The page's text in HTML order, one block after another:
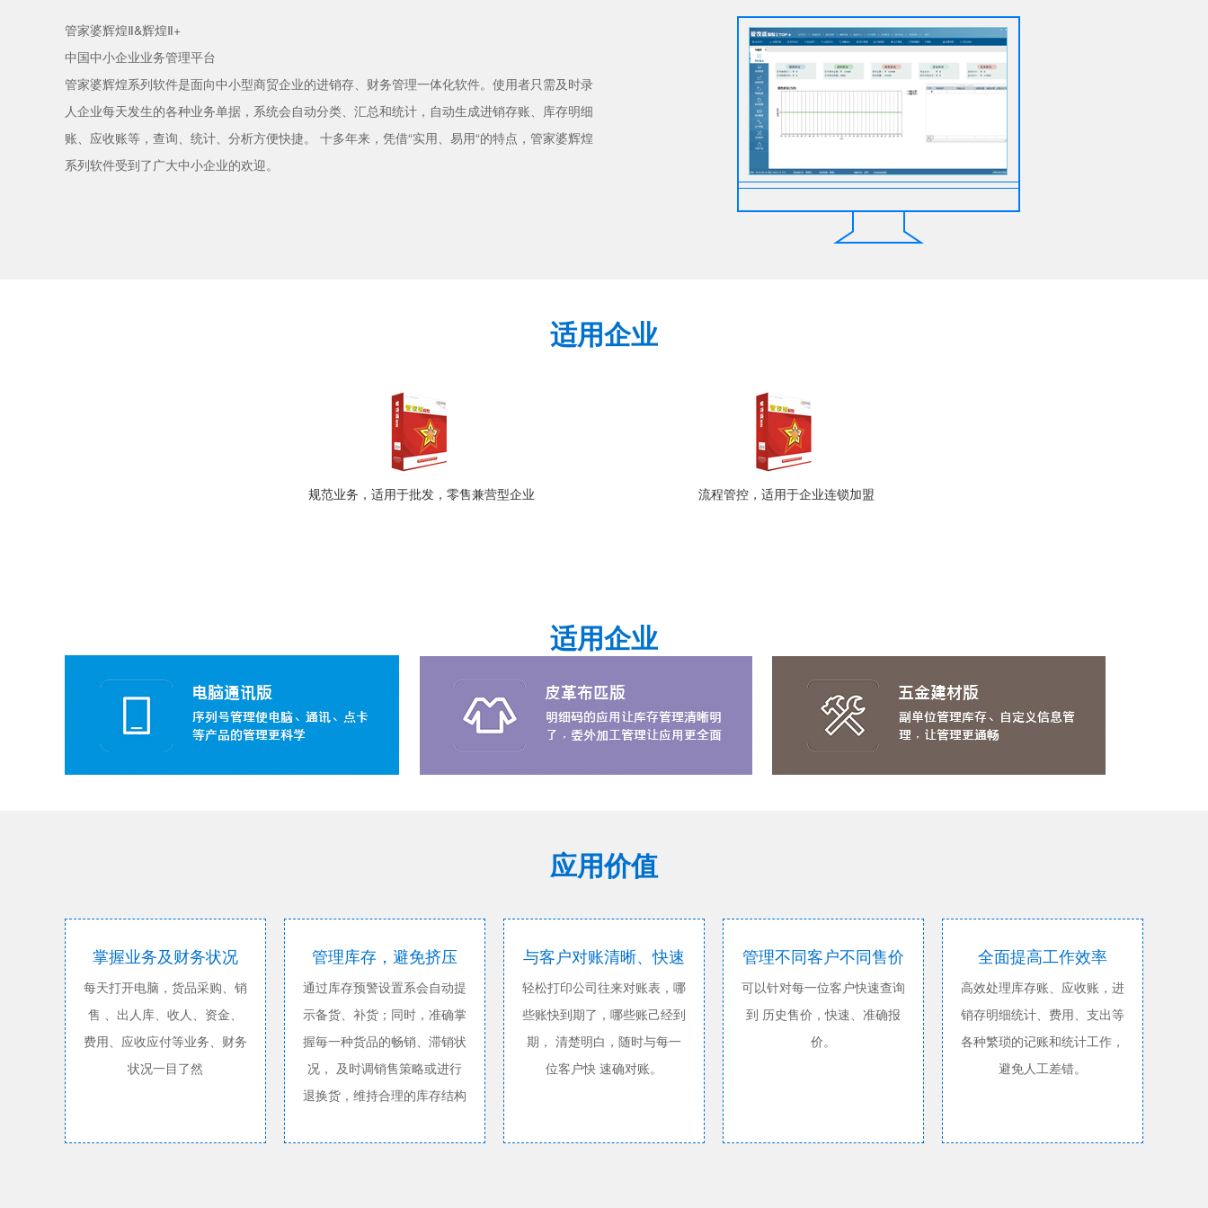
管家婆辉煌Ⅱ&辉煌Ⅱ+
中国中小企业业务管理平台
管家婆辉煌系列软件是面向中小型商贸企业的进销存、财务管理一体化软件。使用者只需及时录
人企业每天发生的各种业务单据，系统会自动分类、汇总和统计，自动生成进销存账、库存明细
账、应收账等，查询、统计、分析方便快捷。 十多年来，凭借“实用、易用“的特点，管家婆辉煌
系列软件受到了广大中小企业的欢迎。
适用企业
规范业务，适用于批发，零售兼营型企业 流程管控，适用于企业连锁加盟
适用企业
应用价值
掌握业务及财务状况
每天打开电脑，货品采购、销
售 、出人库、收人、资金、
费用、应收应付等业务、财务
状况一目了然
管理库存，避免挤压
通过库存预警设置系会自动提
示备货、补货；同时，准确掌
握毎一种货品的畅销、滞销状
况， 及时调销售策略或进行
退换货，维持合理的库存结构
与客户对账清晰、快速
轻松打印公司往来对账表，哪
些账快到期了，哪些账己经到
期， 清楚明白，随时与每一
位客户快 速确对账。
管理不同客户不同售价
可以针对每一位客户快速查询
到 历史售价，快速、准确报
价。
全面提高工作效率
高效处理库存账、应收账，进
销存明细统计、费用、支出等
各种繁琐的记账和统计工作，
避免人工差错。